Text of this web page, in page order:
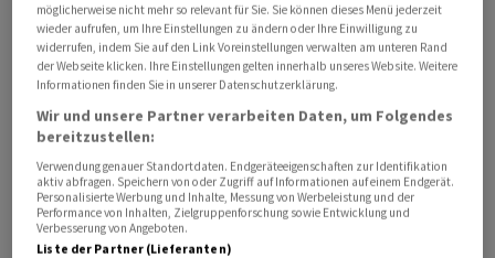
Anspruchsvolles Geschäftsjahr
Geopolitische Unsicherheiten, erhöhte Energiekosten,
starke Währungsschwankungen, rückläufige oder
stagnierende Märkte sowie ein intensiver Wettbewerb,
besonders mit China, hätten 2025 zu einem weiteren
anspruchsvollen Geschäftsjahr gemacht, hiess es.
Erhebliche Rückstellungen für Restrukturierungen
hätten zudem das Ergebnis belastet.
möglicherweise nicht mehr so relevant für Sie. Sie können dieses Menü jederzeit
wieder aufrufen, um Ihre Einstellungen zu ändern oder Ihre Einwilligung zu
widerrufen, indem Sie auf den Link Voreinstellungen verwalten am unteren Rand
der Webseite klicken. Ihre Einstellungen gelten innerhalb unseres Website. Weitere
Informationen finden Sie in unserer Datenschutzerklärung.
Wir und unsere Partner verarbeiten Daten, um Folgendes
bereitzustellen:
Verwendung genauer Standortdaten. Endgeräteeigenschaften zur Identifikation
aktiv abfragen. Speichern von oder Zugriff auf Informationen auf einem Endgerät.
Personalisierte Werbung und Inhalte, Messung von Werbeleistung und der
Performance von Inhalten, Zielgruppenforschung sowie Entwicklung und
Verbesserung von Angeboten.
Liste der Partner (Lieferanten)